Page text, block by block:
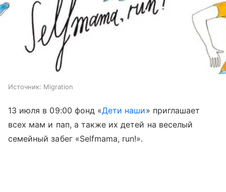
Источник: Migration
13 июля в 09:00 фонд «Дети наши» приглашает
всех мам и пап, а также их детей на веселый
семейный забег «Selfmama, run!».